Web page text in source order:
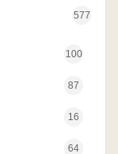
577
100
87
16
64